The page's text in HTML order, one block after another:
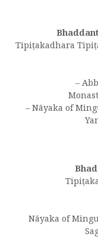
Tipiṭakadhara
–
– Nāyaka of
Nāyaka of